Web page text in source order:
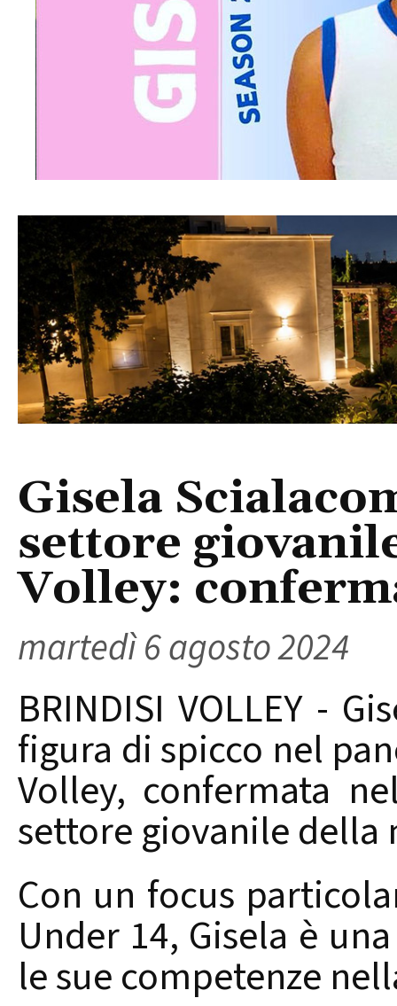
Gisela
settore
Volley:
martedì 6 agosto 2024
BRINDISI VOLLEY -
figura di spicco nel
Volley, confermata
settore giovanile della
Con un focus
Under 14, Gisela è
le sue competenze